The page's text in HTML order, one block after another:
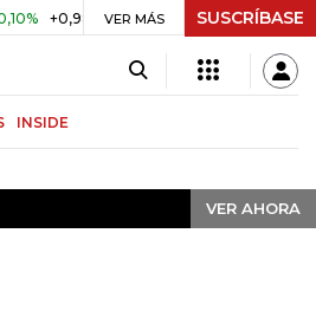
UVR $ 416,91 +$ 0,05 +0,01%
VER MÁS SUSCRÍBASE
INSIDE
VER AHORA
VER AHORA